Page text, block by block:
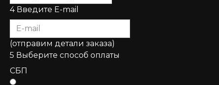
4Введите E-mail
(отправим детали заказа)
5 Выберите способ оплаты
СБП